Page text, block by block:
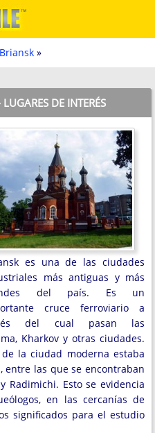
Briansk »
DE INTERÉS
es una de las ciudades
más antiguas y más
del país. Es un
cruce ferroviario a
del cual pasan las
Kharkov y otras ciudades.
la ciudad moderna estaba
entre las que se encontraban
Radimichi. Esto se evidencia
en las cercanías de
significados para el estudio